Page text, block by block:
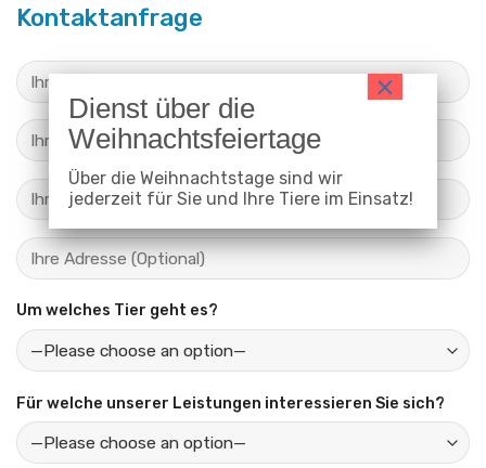
Kontaktanfrage
Um welches Tier geht es?
Für welche unserer Leistungen interessieren Sie sich?
Über die Weihnachtstage sind wir
jederzeit für Sie und Ihre Tiere im Einsatz!